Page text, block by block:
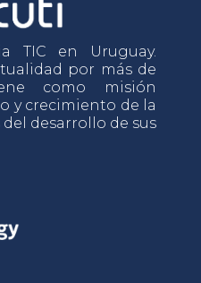
TIC en Uruguay.
por más de
como misión
y crecimiento de la
del desarrollo de sus